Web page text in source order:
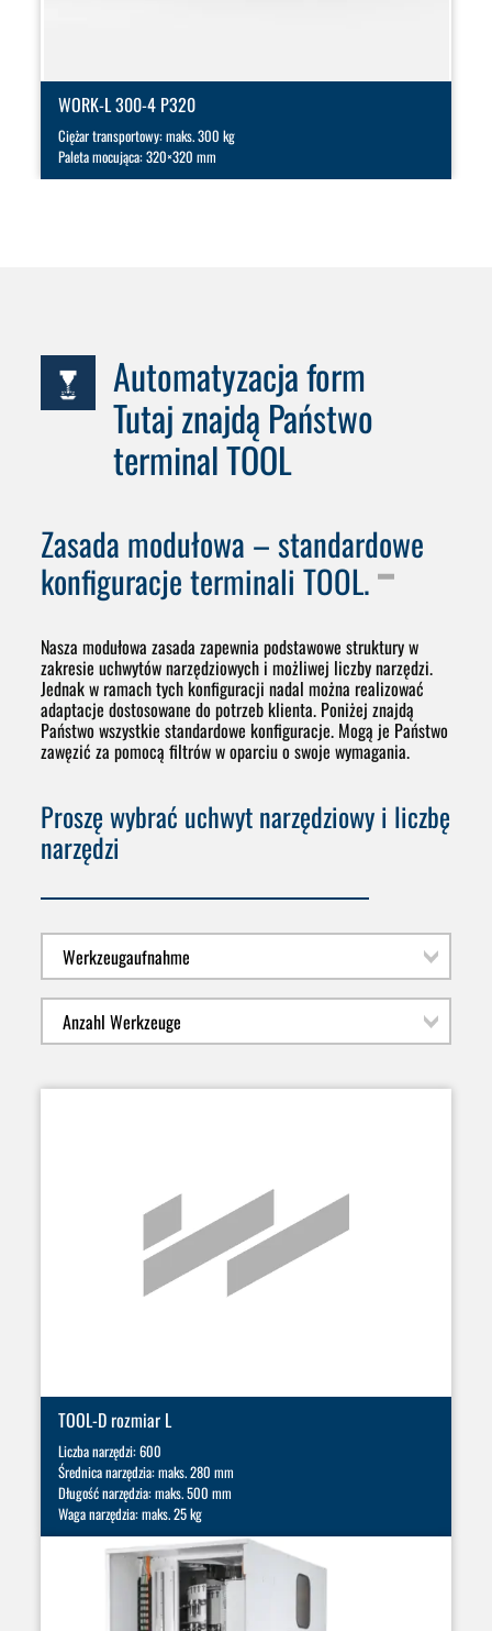
WORK-L 300-4 P320
Ciężar transportowy: maks. 300 kg
Paleta mocująca: 320×320 mm
Automatyzacja form
Tutaj znajdą Państwo
terminal TOOL
Zasada modułowa – standardowe
konfiguracje terminali TOOL.
Nasza modułowa zasada zapewnia podstawowe struktury w
zakresie uchwytów narzędziowych i możliwej liczby narzędzi.
Jednak w ramach tych konfiguracji nadal można realizować
adaptacje dostosowane do potrzeb klienta. Poniżej znajdą
Państwo wszystkie standardowe konfiguracje. Mogą je Państwo
zawęzić za pomocą filtrów w oparciu o swoje wymagania.
Proszę wybrać uchwyt narzędziowy i liczbę
narzędzi
TOOL-D rozmiar L
Liczba narzędzi: 600
Średnica narzędzia: maks. 280 mm
Długość narzędzia: maks. 500 mm
Waga narzędzia: maks. 25 kg